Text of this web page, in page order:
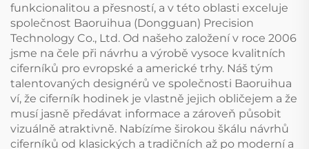
funkcionalitou a přesností, a v této oblasti exceluje
společnost Baoruihua (Dongguan) Precision
Technology Co., Ltd. Od našeho založení v roce 2006
jsme na čele při návrhu a výrobě vysoce kvalitních
ciferníků pro evropské a americké trhy. Náš tým
talentovaných designérů ve společnosti Baoruihua
ví, že ciferník hodinek je vlastně jejich obličejem a že
musí jasně předávat informace a zároveň působit
vizuálně atraktivně. Nabízíme širokou škálu návrhů
ciferníků od klasických a tradičních až po moderní a